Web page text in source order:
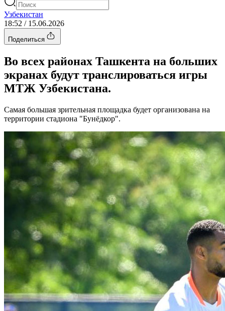
Узбекистан
18:52 / 15.06.2026
Поделиться
Во всех районах Ташкента на больших
экранах будут транслироваться игры
МТЖ Узбекистана.
Самая большая зрительная площадка будет организована на
территории стадиона "Бунёдкор".